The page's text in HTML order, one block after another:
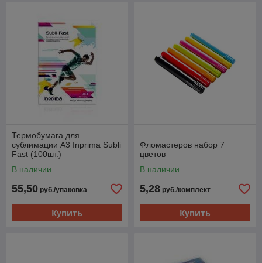
Термобумага для
сублимации A3 Inprima Subli
Fast (100шт.)
В наличии
55,50 руб./упаковка
Купить
Фломастеров набор 7
цветов
В наличии
5,28 руб./комплект
Купить